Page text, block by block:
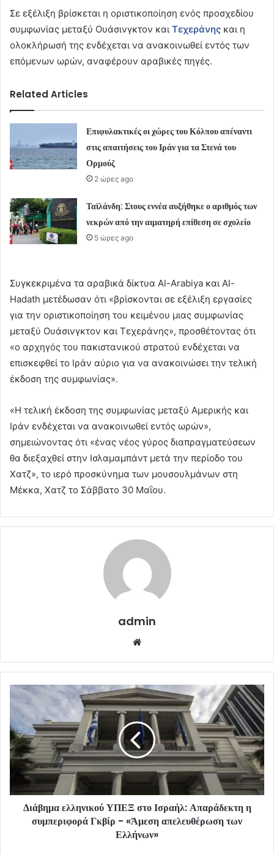
Σε εξέλιξη βρίσκεται η οριστικοποίηση ενός προσχεδίου
συμφωνίας μεταξύ Ουάσινγκτον και Τεχεράνης και η
ολοκλήρωσή της ενδέχεται να ανακοινωθεί εντός των
επόμενων ωρών, αναφέρουν αραβικές πηγές.
Related Articles
Επιφυλακτικές οι χώρες του Κόλπου απέναντι
στις απαιτήσεις του Ιράν για τα Στενά του
Ορμούζ
2 ώρες ago
Ταϊλάνδη: Στους εννέα αυξήθηκε ο αριθμός των
νεκρών από την αιματηρή επίθεση σε σχολείο
5 ώρες ago
Συγκεκριμένα τα αραβικά δίκτυα Al-Arabiya και Al-
Hadath μετέδωσαν ότι «βρίσκονται σε εξέλιξη εργασίες
για την οριστικοποίηση του κειμένου μιας συμφωνίας
μεταξύ Ουάσινγκτον και Τεχεράνης», προσθέτοντας ότι
«ο αρχηγός του πακιστανικού στρατού ενδέχεται να
επισκεφθεί το Ιράν αύριο για να ανακοινώσει την τελική
έκδοση της συμφωνίας».
«Η τελική έκδοση της συμφωνίας μεταξύ Αμερικής και
Ιράν ενδέχεται να ανακοινωθεί εντός ωρών»,
σημειώνοντας ότι «ένας νέος γύρος διαπραγματεύσεων
θα διεξαχθεί στην Ισλαμαμπάντ μετά την περίοδο του
Χατζ», το ιερό προσκύνημα των μουσουλμάνων στη
Μέκκα, Χατζ το Σάββατο 30 Μαΐου.
admin
Διάβημα ελληνικού ΥΠΕΞ στο Ισραήλ: Απαράδεκτη η
συμπεριφορά Γκβίρ - «Άμεση απελευθέρωση των
Ελλήνων»